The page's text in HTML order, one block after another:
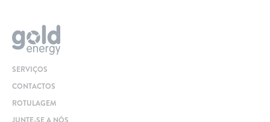
SERVIÇOS
CONTACTOS
ROTULAGEM